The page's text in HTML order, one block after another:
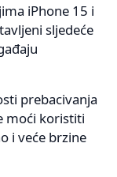
iPhone 15 i
sljedeće
prebacivanja
moći koristiti
i veće brzine